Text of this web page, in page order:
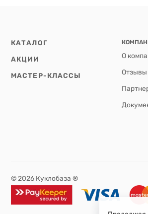
КАТАЛОГ
АКЦИИ
МАСТЕР-КЛАССЫ
О
Отзывы
© 2026 Куклобаза ®